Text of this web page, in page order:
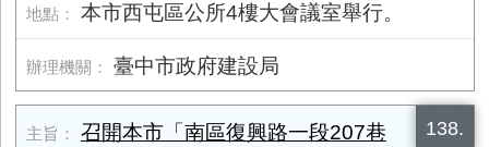
本市西屯區公所4樓大會議室舉行。
臺中市政府建設局
138.
召開本市「南區復興路一段207巷